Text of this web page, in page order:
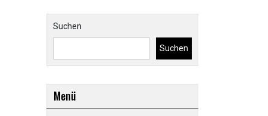
Suchen
Suchen
Menü